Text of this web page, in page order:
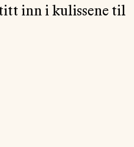
inn i kulissene til